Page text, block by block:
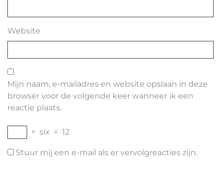
Website
Mijn naam, e-mailadres en website opslaan in deze
browser voor de volgende keer wanneer ik een
reactie plaats.
× six = 12
Stuur mij een e-mail als er vervolgreacties zijn.